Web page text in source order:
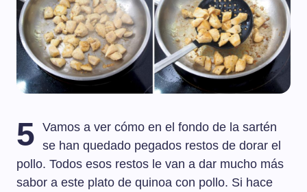
5
Vamos a ver cómo en el fondo de la sartén
se han quedado pegados restos de dorar el
pollo. Todos esos restos le van a dar mucho más
sabor a este plato de quinoa con pollo. Si hace